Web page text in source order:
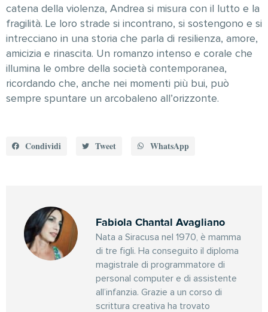
catena della violenza, Andrea si misura con il lutto e la
fragilità. Le loro strade si incontrano, si sostengono e si
intrecciano in una storia che parla di resilienza, amore,
amicizia e rinascita. Un romanzo intenso e corale che
illumina le ombre della società contemporanea,
ricordando che, anche nei momenti più bui, può
sempre spuntare un arcobaleno all’orizzonte.
Condividi Tweet WhatsApp
Fabiola Chantal Avagliano
Nata a Siracusa nel 1970, è mamma
di tre figli. Ha conseguito il diploma
magistrale di programmatore di
personal computer e di assistente
all’infanzia. Grazie a un corso di
scrittura creativa ha trovato